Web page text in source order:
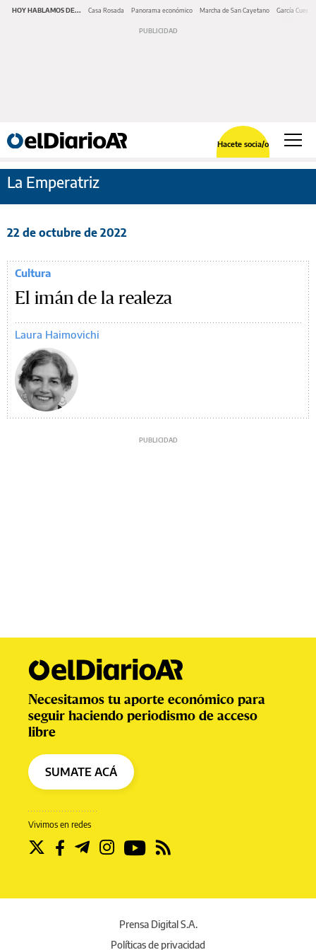
HOY HABLAMOS DE... Casa Rosada Panorama económico Marcha de San Cayetano García Cuerva
Hacete socia/o
La Emperatriz
22 de octubre de 2022
Cultura
El imán de la realeza
Laura Haimovichi
Vivimos en redes
Necesitamos tu aporte económico para
seguir haciendo periodismo de acceso
libre
SUMATE ACÁ
Prensa Digital S.A.
Políticas de privacidad